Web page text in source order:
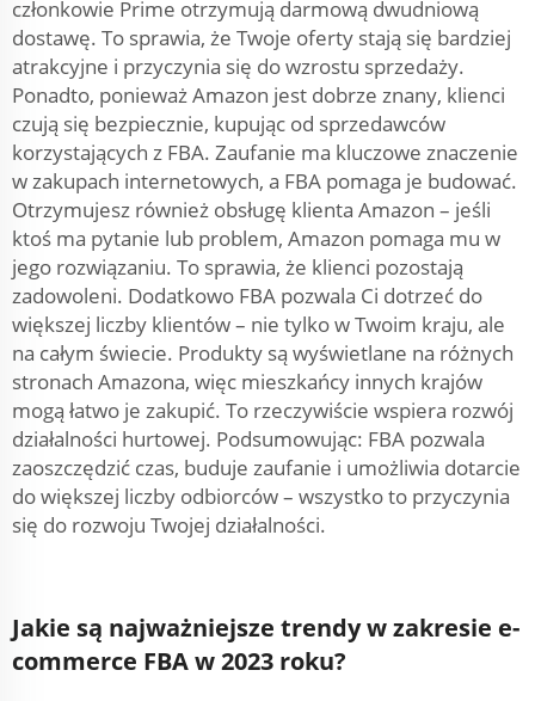
członkowie Prime otrzymują darmową dwudniową
dostawę. To sprawia, że Twoje oferty stają się bardziej
atrakcyjne i przyczynia się do wzrostu sprzedaży.
Ponadto, ponieważ Amazon jest dobrze znany, klienci
czują się bezpiecznie, kupując od sprzedawców
korzystających z FBA. Zaufanie ma kluczowe znaczenie
w zakupach internetowych, a FBA pomaga je budować.
Otrzymujesz również obsługę klienta Amazon – jeśli
ktoś ma pytanie lub problem, Amazon pomaga mu w
jego rozwiązaniu. To sprawia, że klienci pozostają
zadowoleni. Dodatkowo FBA pozwala Ci dotrzeć do
większej liczby klientów – nie tylko w Twoim kraju, ale
na całym świecie. Produkty są wyświetlane na różnych
stronach Amazona, więc mieszkańcy innych krajów
mogą łatwo je zakupić. To rzeczywiście wspiera rozwój
działalności hurtowej. Podsumowując: FBA pozwala
zaoszczędzić czas, buduje zaufanie i umożliwia dotarcie
do większej liczby odbiorców – wszystko to przyczynia
się do rozwoju Twojej działalności.
Jakie są najważniejsze trendy w zakresie e-
commerce FBA w 2023 roku?